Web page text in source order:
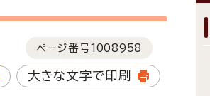
ページ番号1008958
大きな文字で印刷